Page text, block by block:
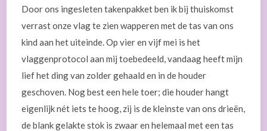
Door ons ingesleten takenpakket ben ik bij thuiskomst
verrast onze vlag te zien wapperen met de tas van ons
kind aan het uiteinde. Op vier en vijf mei is het
vlaggenprotocol aan mij toebedeeld, vandaag heeft mijn
lief het ding van zolder gehaald en in de houder
geschoven. Nog best een hele toer; die houder hangt
eigenlijk nét iets te hoog, zij is de kleinste van ons drieën,
de blank gelakte stok is zwaar en helemaal met een tas